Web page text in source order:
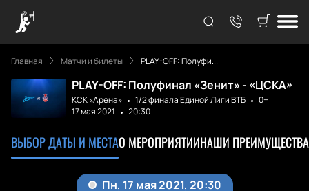
Главная Матчи и билеты PLAY-OFF: Полуфи...
PLAY-OFF: Полуфинал «Зенит» - «ЦСКА»
КСК «Арена» 1/2 финала Единой Лиги ВТБ
0+
17 мая 2021
20:30
ВЫБОР ДАТЫ И МЕСТАО МЕРОПРИЯТИИНАШИ ПРЕИМУЩЕСТВА